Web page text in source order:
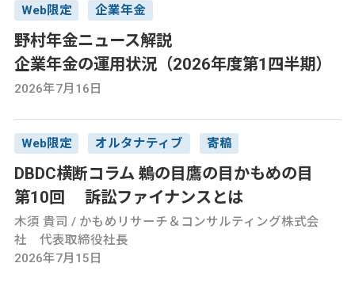
Web限定 企業年金
野村年金ニュース解説
企業年金の運用状況（2026年度第1四半期）
2026年7月16日
Web限定 オルタナティブ 寄稿
DBDC横断コラム 鵜の目鷹の目かもめの目
第10回 訴訟ファイナンスとは
木須 貴司 / かもめリサーチ＆コンサルティング株式会
社 代表取締役社長
2026年7月15日